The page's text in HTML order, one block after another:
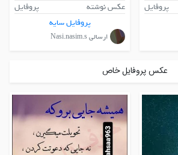
پروفایل
عکس نوشته
پروفایل
پروفایل سایه
ارسالی Nasi.nasim.s
عکس پروفایل خاص